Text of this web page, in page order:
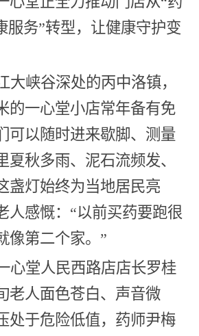
服务”转型，让健康守护变
大峡谷深处的丙中洛镇，
的一心堂小店常年备有免
可以随时进来歇脚、测量
夏秋多雨、泥石流频发、
盏灯始终为当地居民亮
人感慨：“以前买药要跑很
像第二个家。”
心堂人民西路店店长罗桂
老人面色苍白、声音微
处于危险低值，药师尹梅